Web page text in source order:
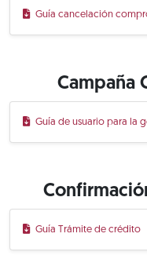
Guía cancelación
Campaña
Guía de usuario para la
Guía Trámite de crédito